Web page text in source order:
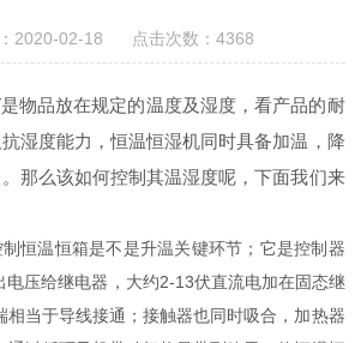
：2020-02-18 点击次数：4368
是物品放在规定的温度及湿度，看产品的耐
湿度能力，恒温恒湿机同时具备加温，降
那么该如何控制其温湿度呢，下面我们来
温恒箱是不是升温关键环节；它是控制器
电压给继电器，大约2-13伏直流电加在固态继
相当于导线接通；接触器也同时吸合，加热器